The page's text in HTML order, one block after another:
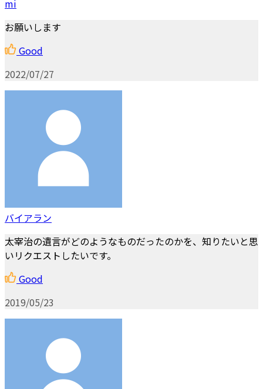
mi
お願いします
Good
2022/07/27
バイアラン
太宰治の遺言がどのようなものだったのかを、知りたいと思
いリクエストしたいです。
Good
2019/05/23